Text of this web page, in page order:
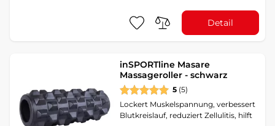
Detail
inSPORTline Masare
Massageroller - schwarz
5 (5)
Lockert Muskelspannung, verbessert
Blutkreislauf, reduziert Zellulitis, hilft